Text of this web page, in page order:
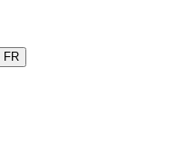
FR